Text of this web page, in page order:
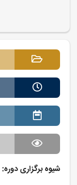
شیوه برگزاری دوره: